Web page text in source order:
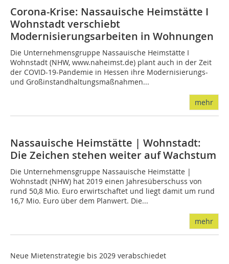
Corona-Krise: Nassauische Heimstätte I
Wohnstadt verschiebt
Modernisierungsarbeiten in Wohnungen
Die Unternehmensgruppe Nassauische Heimstätte I
Wohnstadt (NHW, www.naheimst.de) plant auch in der Zeit
der COVID-19-Pandemie in Hessen ihre Modernisierungs-
und Großinstandhaltungsmaßnahmen...
mehr
Nassauische Heimstätte | Wohnstadt:
Die Zeichen stehen weiter auf Wachstum
Die Unternehmensgruppe Nassauische Heimstätte |
Wohnstadt (NHW) hat 2019 einen Jahresüberschuss von
rund 50,8 Mio. Euro erwirtschaftet und liegt damit um rund
16,7 Mio. Euro über dem Planwert. Die...
mehr
Neue Mietenstrategie bis 2029 verabschiedet